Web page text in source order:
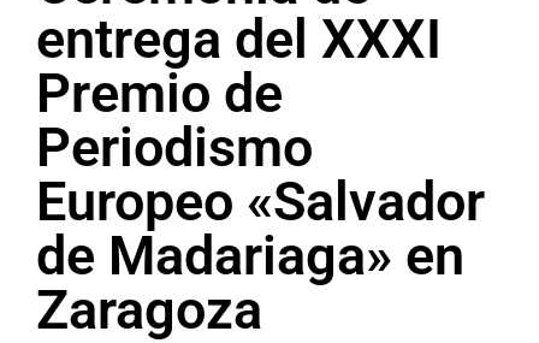
entrega del XXXI
Premio de
Periodismo
Europeo «Salvador
de Madariaga» en
Zaragoza